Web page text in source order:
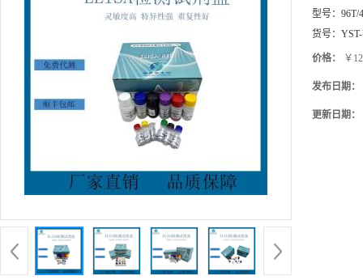
型号： 96T/
货号：
价格： ￥
发布日期：
更新日期：